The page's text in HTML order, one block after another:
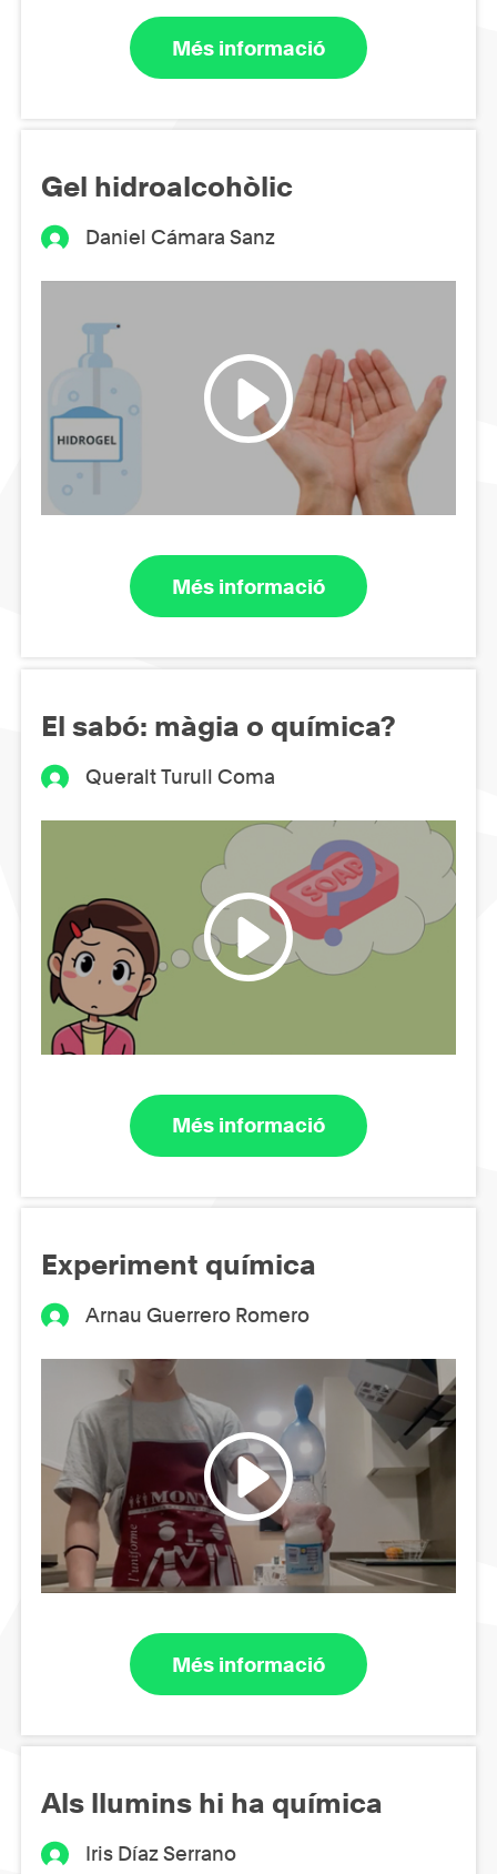
Més informació
Gel hidroalcohòlic
Daniel Cámara Sanz
Més informació
El sabó: màgia o química?
Queralt Turull Coma
Més informació
Experiment química
Arnau Guerrero Romero
Més informació
Als llumins hi ha química
Iris Díaz Serrano